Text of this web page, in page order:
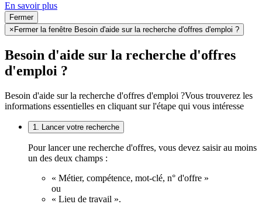
En savoir plus
Fermer
× Fermer la fenêtre Besoin d'aide sur la recherche d'offres d'emploi ?
Besoin d'aide sur la recherche d'offres
d'emploi ?
Besoin d'aide sur la recherche d'offres d'emploi ?Vous trouverez les
informations essentielles en cliquant sur l'étape qui vous intéresse
1. Lancer votre recherche
Pour lancer une recherche d'offres, vous devez saisir au moins
un des deux champs :
« Métier, compétence, mot-clé, n° d'offre »
ou
« Lieu de travail ».